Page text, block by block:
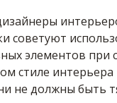
советуют
элементов при
стиле
не должны быть